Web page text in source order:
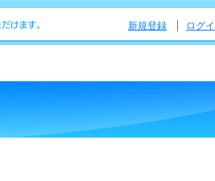
新規登録 ログ